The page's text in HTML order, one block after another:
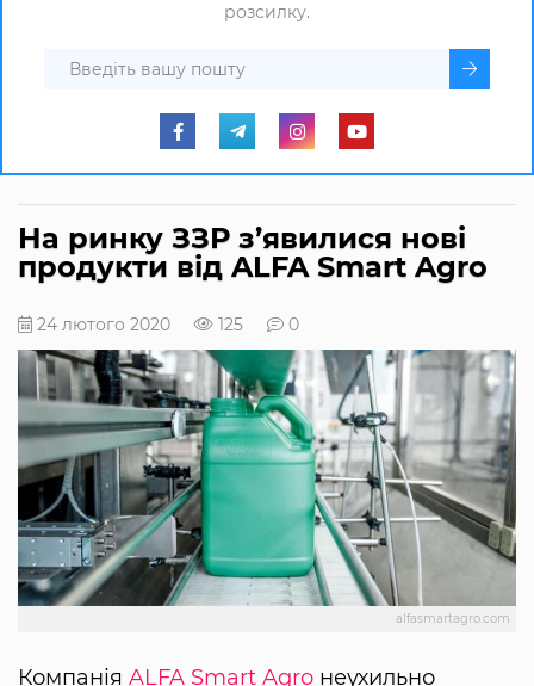
розсилку.
На ринку ЗЗР з’явилися нові
продукти від ALFA Smart Agro
24 лютого 2020 125 0
alfasmartagro.com
Компанія ALFA Smart Agro неухильно